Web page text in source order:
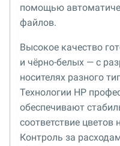
помощью
файлов.
Высокое качество
и чёрно-белых — с
носителях разного
Технологии HP
обеспечивают
соответствие цветов
Контроль за